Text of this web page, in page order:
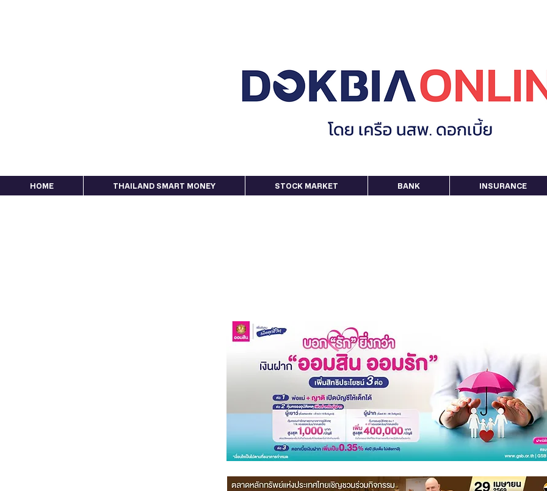
HOME THAILAND SMART MONEY STOCK MARKET BANK INSURANCE